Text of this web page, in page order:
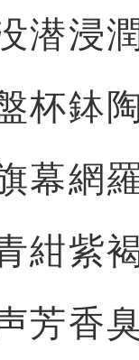
潜浸
杯鉢
幕網
紺紫
芳香